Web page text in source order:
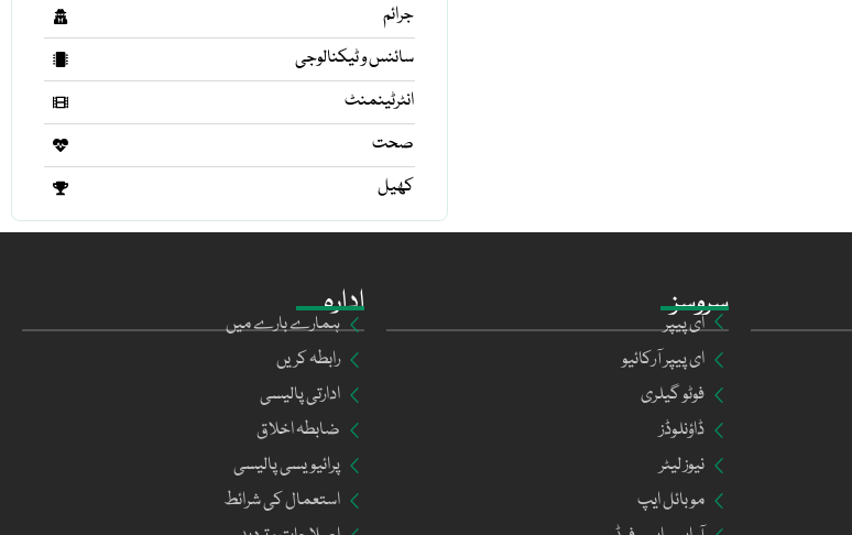
جرائم
سائنس و ٹیکنالوجی
انٹرٹینمنٹ
صحت
کھیل
ادارہ
ہمارے بارے میں
رابطہ کریں
ادارتی پالیسی
ضابطہ اخلاق
پرائیویسی پالیسی
استعمال کی شرائط
سروسز
ای پیپر
ای پیپر آرکائیو
فوٹو گیلری
ڈاؤنلوڈز
نیوز لیٹر
موبائل ایپ